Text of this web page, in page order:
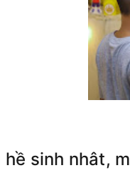
hề sinh nhât,